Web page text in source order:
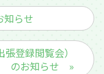
らせ
登録閲覧会）
のお知らせ »